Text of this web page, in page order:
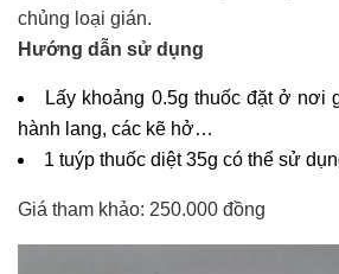
chủng loại gián.
Hướng dẫn sử dụng
Lấy khoảng 0.5g thuốc đặt ở nơi
hành lang, các kẽ hở…
1 tuýp thuốc diệt 35g có thể sử
Giá tham khảo: 250.000 đồng